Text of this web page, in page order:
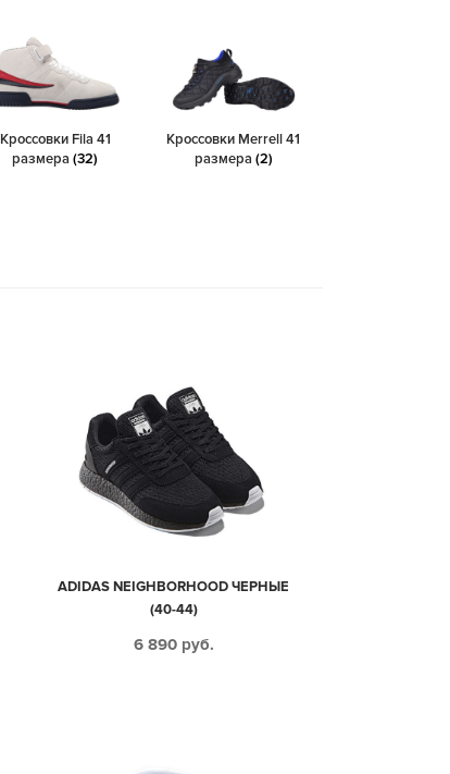
Кроссовки Fila 41
размера(32)
Кроссовки Merrell 41
размера (2)
ADIDAS NEIGHBORHOOD ЧЕРНЫЕ
(40-44)
6 890 руб.